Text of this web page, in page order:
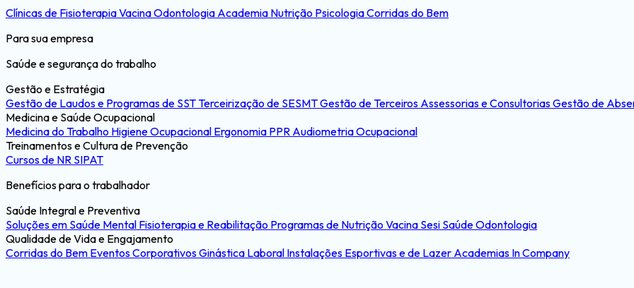
Clínicas de FisioterapiaVacinaOdontologia Academia Nutrição PsicologiaCorridas do Bem
Para sua empresa
Saúde e segurança do trabalho
Gestão e Estratégia
Gestão de Laudos e Programas de SSTTerceirização de SESMTGestão de Terceiros Assessorias e ConsultoriasGestão de
Medicina e Saúde Ocupacional
Medicina do Trabalho Higiene Ocupacional Ergonomia PPR Audiometria Ocupacional
Treinamentos e Cultura de Prevenção
Cursos de NR SIPAT
Benefícios para o trabalhador
Saúde Integral e Preventiva
Soluções em Saúde Mental Fisioterapia e Reabilitação Programas de Nutrição Vacina Sesi SaúdeOdontologia
Qualidade de Vida e Engajamento
Corridas do Bem Eventos CorporativosGinástica Laboral Instalações Esportivas e de Lazer Academias In Company